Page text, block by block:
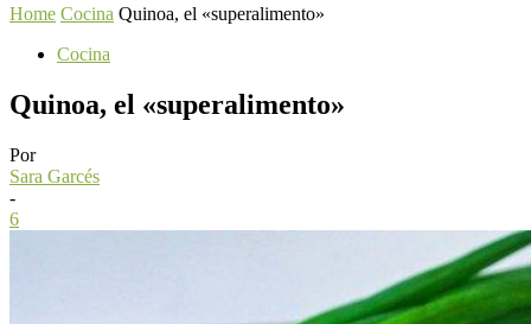
Home Cocina Quinoa, el «superalimento»
Cocina
Quinoa, el «superalimento»
Por
Sara Garcés
-
6